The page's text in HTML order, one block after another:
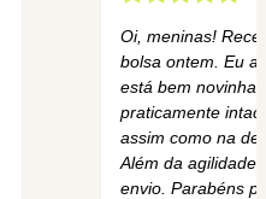
Oi, meninas!
bolsa ontem. Eu
está bem novinha,
praticamente
assim como na
Além da agilidade
envio. Parabéns